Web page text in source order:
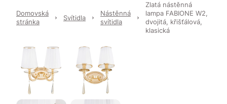
Domovská
stránka
Svítidla
Nástěnná
svítidla
Zlatá nástěnná
lampa FABIONE W2,
dvojitá, křišťálová,
klasická